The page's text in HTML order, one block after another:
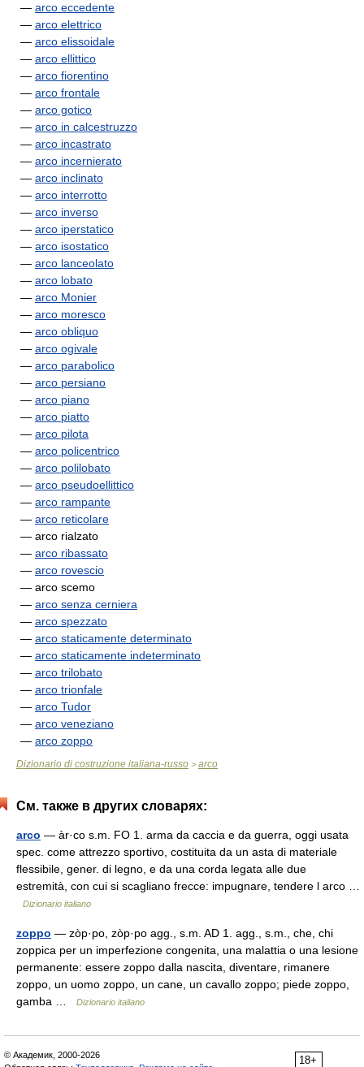
— arco eccedente
— arco elettrico
— arco elissoidale
— arco ellittico
— arco fiorentino
— arco frontale
— arco gotico
— arco in calcestruzzo
— arco incastrato
— arco incernierato
— arco inclinato
— arco interrotto
— arco inverso
— arco iperstatico
— arco isostatico
— arco lanceolato
— arco lobato
— arco Monier
— arco moresco
— arco obliquo
— arco ogivale
— arco parabolico
— arco persiano
— arco piano
— arco piatto
— arco pilota
— arco policentrico
— arco polilobato
— arco pseudoellittico
— arco rampante
— arco reticolare
— arco rialzato
— arco ribassato
— arco rovescio
— arco scemo
— arco senza cerniera
— arco spezzato
— arco staticamente determinato
— arco staticamente indeterminato
— arco trilobato
— arco trionfale
— arco Tudor
— arco veneziano
— arco zoppo
Dizionario di costruzione italiana-russo > arco
См. также в других словарях:
arco — àr·co s.m. FO 1. arma da caccia e da guerra, oggi usata
spec. come attrezzo sportivo, costituita da un asta di materiale
flessibile, gener. di legno, e da una corda legata alle due
estremità, con cui si scagliano frecce: impugnare, tendere l arco …
Dizionario italiano
zoppo — zòp·po, zòp·po agg., s.m. AD 1. agg., s.m., che, chi
zoppica per un imperfezione congenita, una malattia o una lesione
permanente: essere zoppo dalla nascita, diventare, rimanere
zoppo, un uomo zoppo, un cane, un cavallo zoppo; piede zoppo,
gamba …
Dizionario italiano
18+
© Академик, 2000-2026